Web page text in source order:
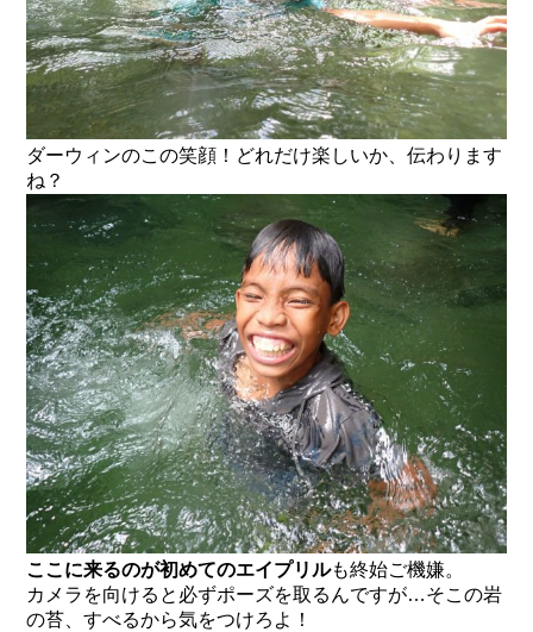
ダーウィンのこの笑顔！どれだけ楽しいか、伝わります
ね？
ここに来るのが初めてのエイプリルも終始ご機嫌。
カメラを向けると必ずポーズを取るんですが…そこの岩
の苔、すべるから気をつけろよ！